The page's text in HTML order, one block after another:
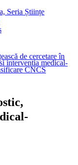
Seria Științe
de cercetare în
CNCS